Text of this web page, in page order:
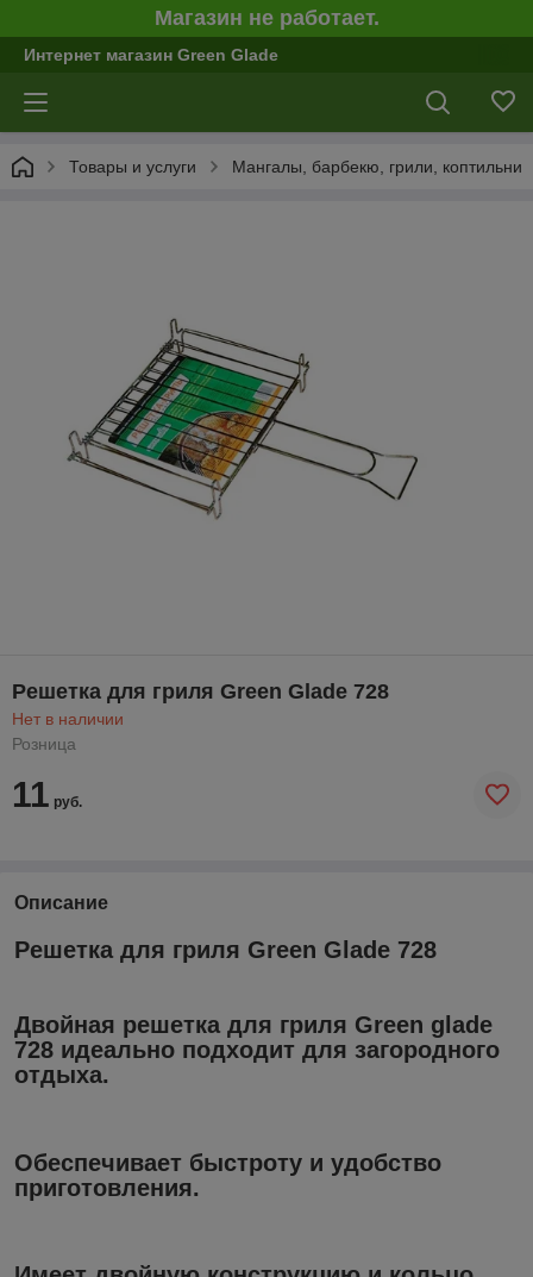
Магазин не работает.
Интернет магазин Green Glade
Товары и услуги Мангалы, барбекю, грили, коптильни
Решетка для гриля Green Glade 728
Нет в наличии
Розница
11 руб.
Описание
Решетка для гриля Green Glade 728
Двойная решетка для гриля Green glade
728 идеально подходит для загородного
отдыха.
Обеспечивает быстроту и удобство
приготовления.